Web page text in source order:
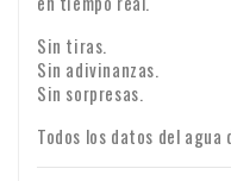
Sin tiras.
Sin adivinanzas.
Sin sorpresas.
Todos los datos del